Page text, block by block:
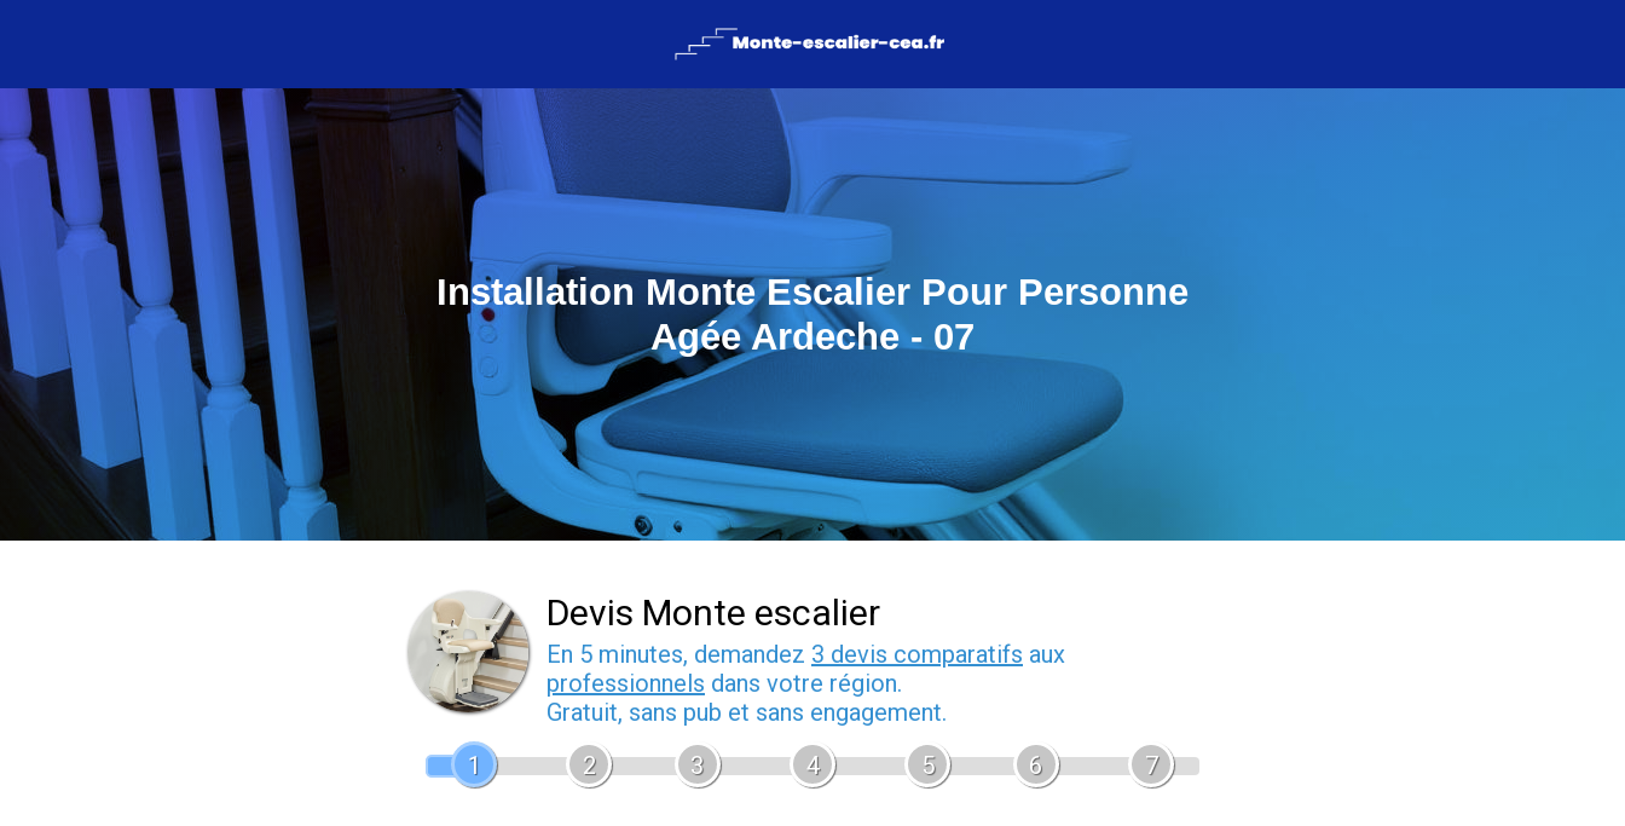
Installation Monte Escalier Pour Personne
Agée Ardeche - 07
Devis Monte escalier
En 5 minutes, demandez 3 devis comparatifs aux
professionnels dans votre région.
Gratuit, sans pub et sans engagement.
1
2 3 4 5 6 7